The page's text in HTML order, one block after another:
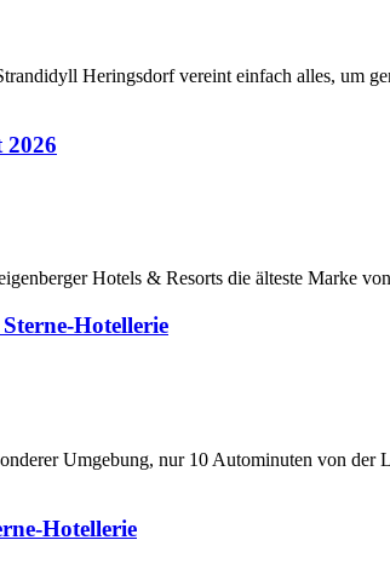
Heringsdorf vereint einfach alles, um
2026
Hotels & Resorts die älteste Marke
Hotellerie
Umgebung, nur 10 Autominuten von der
Hotellerie